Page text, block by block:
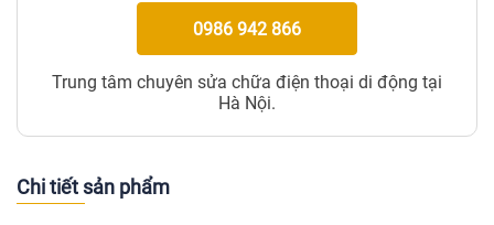
0986 942 866
Trung tâm chuyên sửa chữa điện thoại di động tại
Hà Nội.
Chi tiết sản phẩm